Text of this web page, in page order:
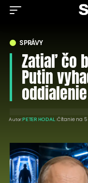
SPRÁVY
Zatiaľ čo
Putin
Autor:PETER HODAL Čítanie na